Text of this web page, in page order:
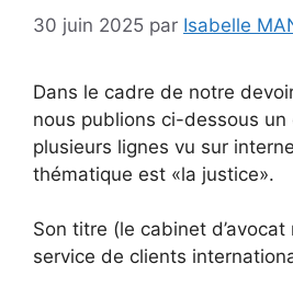
30 juin 2025 par Isabelle
Dans le cadre de notre
nous publions ci-dessous un
plusieurs lignes vu sur
thématique est «la justice».
Son titre (le cabinet
service de clients